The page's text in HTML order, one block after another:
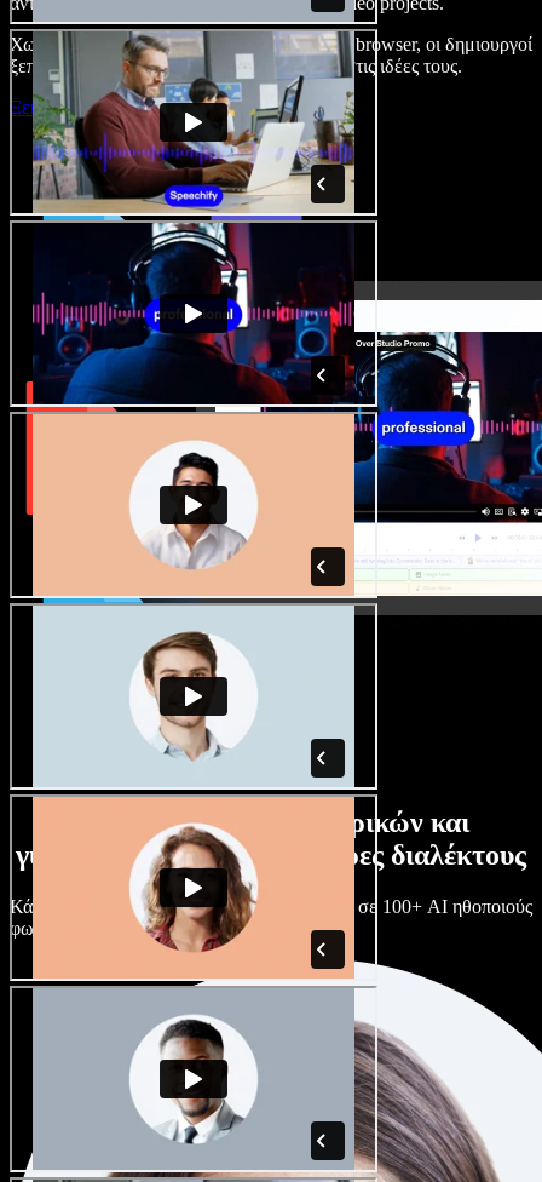
Χωρίς καμπύλη εκμάθησης και με όλα στον browser, οι δημιουργοί
ξεπερνούν τα κλασικά όρια και δίνουν ζωή στις ιδέες τους.
Ξεκινήστε με το Studio
Τεράστια συλλογή ανδρικών και
γυναικείων φωνών με άπειρες διαλέκτους
Κάθε έργο είναι μοναδικό. Διάλεξε ανάμεσα σε 100+ AI ηθοποιούς
φωνής & διαλέκτους και κάν’ τους όπως θες.